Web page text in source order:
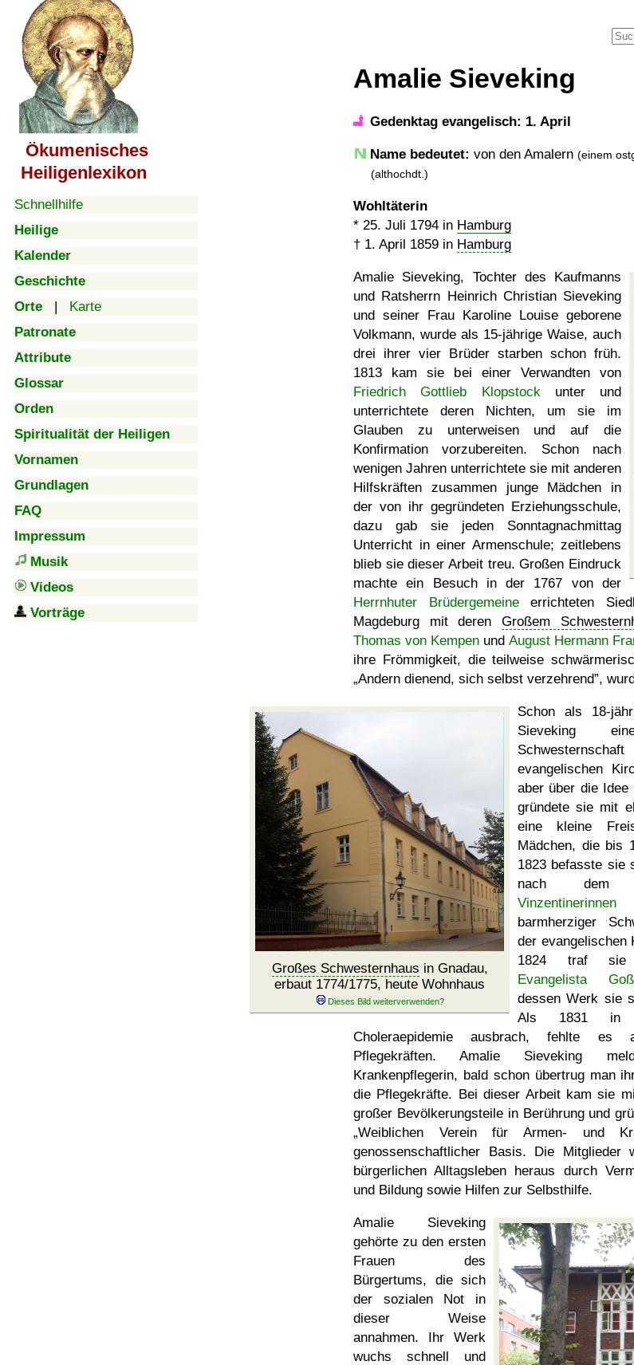
Ökumenisches
Heiligenlexikon
Schnellhilfe
Heilige
Kalender
Geschichte
Orte | Karte
Patronate
Attribute
Glossar
Orden
Spiritualität der Heiligen
Vornamen
Grundlagen
FAQ
Impressum
Musik
Videos
Vorträge
Amalie Sieveking
Gedenktag evangelisch: 1. April
Name bedeutet: von den Amalern (einem
(althochdt.)
Wohltäterin
* 25. Juli 1794 in Hamburg
† 1. April 1859 in Hamburg
Amalie Sieveking, Tochter des Kaufmanns
und Ratsherrn Heinrich Christian Sieveking
und seiner Frau Karoline Louise geborene
Volkmann, wurde als 15-jährige Waise, auch
drei ihrer vier Brüder starben schon früh.
1813 kam sie bei einer Verwandten von
Friedrich Gottlieb Klopstockunter und
unterrichtete deren Nichten, um sie im
Glauben zu unterweisen und auf die
Konfirmation vorzubereiten. Schon nach
wenigen Jahren unterrichtete sie mit anderen
Hilfskräften zusammen junge Mädchen in
der von ihr gegründeten Erziehungsschule,
dazu gab sie jeden Sonntagnachmittag
Unterricht in einer Armenschule; zeitlebens
blieb sie dieser Arbeit treu. Großen Eindruck
machte ein Besuch in der 1767 von der
Herrnhuter Brüdergemeineerrichteten
Magdeburg mit deren Großem
Thomas von Kempen und August Hermann
ihre Frömmigkeit, die teilweise
Andern dienend, sich selbst verzehrend ,
Großes Schwesternhaus in Gnadau,
erbaut 1774/1775, heute Wohnhaus
Schon als 18-
Sieveking
evangelischen
aber über die Idee
gründete sie mit
eine kleine
Mädchen, die bis
1823 befasste sie
nach dem
Vinzentinerinnen
barmherziger
der evangelischen
1824 traf
Evangelista
dessen Werk sie
Als 1831
Choleraepidemie ausbrach, fehlte es
Pflegekräften. Amalie Sieveking
Krankenpflegerin, bald schon übertrug man
die Pflegekräfte. Bei dieser Arbeit kam sie
großer Bevölkerungsteile in Berührung und
Weiblichen Verein für Armen- und
genossenschaftlicher Basis. Die Mitglieder
bürgerlichen Alltagsleben heraus durch
und Bildung sowie Hilfen zur Selbsthilfe.
Amalie Sieveking
gehörte zu den ersten
Frauen des
Bürgertums, die sich
der sozialen Not in
dieser Weise
annahmen. Ihr Werk
wuchs schnell und